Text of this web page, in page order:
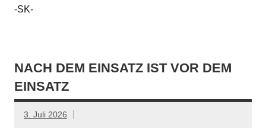
-SK-
NACH DEM EINSATZ IST VOR DEM
EINSATZ
3. Juli 2026